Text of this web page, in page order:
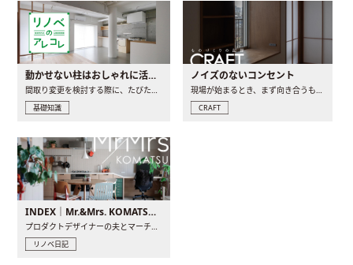
動かせない柱はおしゃれに活用！柱を魅せるリノベーション(リノベ)4選
間取り変更を検討する際に、たびたび皆さんの頭を悩ませる動か..
基礎知識
ノイズのないコンセント
現場が始まるとき、まず向き合うものの一つがコンセントです..
CRAFT
INDEX｜Mr.&Mrs. KOMATSU renovation diary
プロダクトデザイナーの夫とマーチャンダイザーの妻が、夫婦で..
リノベ日記